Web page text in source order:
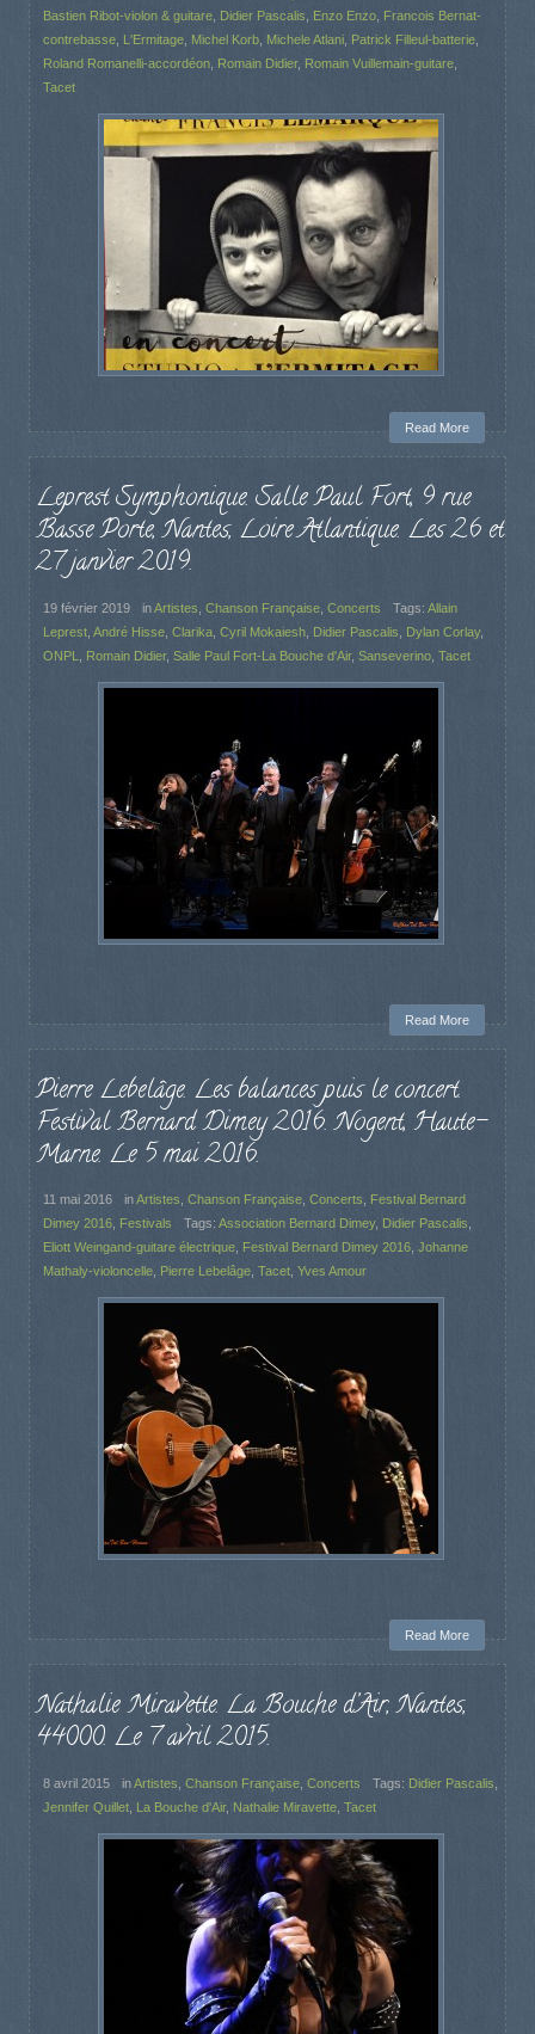
Bastien Ribot-violon & guitare Didier Pascalis Enzo Enzo Francois Bernat-
contrebasse L'Ermitage Michel Korb Michele Atlani Patrick Filleul-batterie
Roland Romanelli-accordéon Romain Didier, Romain Vuillemain-guitare
Tacet
Read More
Leprest Symphonique. Salle Paul Fort, 9 rue
Basse Porte, Nantes, Loire Atlantique. Les 26 et
27 janvier 2019.
19 février 2019 inArtistes Chanson Française Concerts Tags: Allain
Leprest André Hisse Clarika Cyril Mokaiesh Didier Pascalis Dylan Corlay,
ONPL
Romain Didier, Salle Paul Fort-La Bouche d'Air, Sanseverino Tacet
Read More
Pierre Lebelâge. Les balances puis le concert.
Festival Bernard Dimey 2016. Nogent, Haute-
Marne. Le 5 mai 2016.
11 mai 2016 inArtistes Chanson Française Concerts
Festival Bernard
Dimey 2016 Festivals Tags: Association Bernard Dimey, Didier Pascalis
Eliott Weingand-guitare électrique Festival Bernard Dimey 2016 Johanne
Mathaly-violoncelle Pierre Lebelâge Tacet Yves Amour
Read More
Nathalie Miravette. La Bouche d’Air, Nantes,
44000. Le 7 avril 2015.
8 avril 2015 inArtistes Chanson Française Concerts Tags: Didier Pascalis
Jennifer Quillet La Bouche d'Air, Nathalie Miravette Tacet